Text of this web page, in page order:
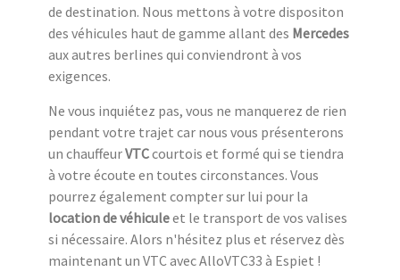
de destination. Nous mettons à votre dispositon
des véhicules haut de gamme allant des Mercedes
aux autres berlines qui conviendront à vos
exigences.
Ne vous inquiétez pas, vous ne manquerez de rien
pendant votre trajet car nous vous présenterons
un chauffeurVTCcourtois et formé qui se tiendra
à votre écoute en toutes circonstances. Vous
pourrez également compter sur lui pour la
location de véhiculeet le transport de vos valises
si nécessaire. Alors n'hésitez plus et réservez dès
maintenant un VTC avec AlloVTC33 à Espiet !